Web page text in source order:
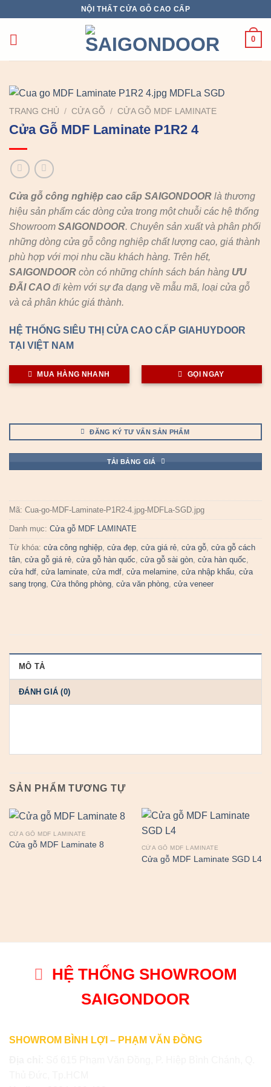
nội
NỘI THẤT CỬA GỖ CAO CẤP
0
TRANG CHỦ / CỬA GỖ / CỬA GỖ MDF LAMINATE
Cửa Gỗ MDF Laminate P1R2 4
Cửa gỗ công nghiệp cao cấp SAIGONDOOR là thương
hiệu sản phẩm các dòng cửa trong một chuỗi các hệ thống
Showroom SAIGONDOOR. Chuyên sản xuất và phân phối
những dòng cửa gỗ công nghiệp chất lượng cao, giá thành
phù hợp với mọi nhu cầu khách hàng. Trên hết,
SAIGONDOOR còn có những chính sách bán hàng ƯU
ĐÃI CAO đi kèm với sự đa dạng về mẫu mã, loại cửa gỗ
và cả phân khúc giá thành.
HỆ THỐNG SIÊU THỊ CỬA CAO CẤP GIAHUYDOOR
TẠI VIỆT NAM
MUA HÀNG NHANH GỌI NGAY
ĐĂNG KÝ TƯ VẤN SẢN PHẨM
TẢI BẢNG GIÁ
Mã: Cua-go-MDF-Laminate-P1R2-4.jpg-MDFLa-SGD.jpg
Danh mục: Cửa gỗ MDF LAMINATE
Từ khóa: cửa công nghiệp, cửa đẹp, cửa giá rẻ, cửa gỗ, cửa gỗ cách
tân, cửa gỗ giá rẻ, cửa gỗ hàn quốc, cửa gỗ sài gòn, cửa hàn quốc,
cửa hdf, cửa laminate, cửa mdf, cửa melamine, cửa nhập khẩu, cửa
sang trọng, Cửa thông phòng, cửa văn phòng, cửa veneer
MÔ TẢ
ĐÁNH GIÁ (0)
SẢN PHẨM TƯƠNG TỰ
CỬA GỖ MDF LAMINATE
Cửa gỗ MDF Laminate 8 CỬA GỖ MDF LAMINATE
Cửa gỗ MDF Laminate SGD L4
HỆ THỐNG SHOWROOM
SAIGONDOOR
SHOWROM BÌNH LỢI – PHẠM VĂN ĐỒNG